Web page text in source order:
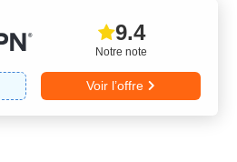
Notre note
9.4
Voir l’offre